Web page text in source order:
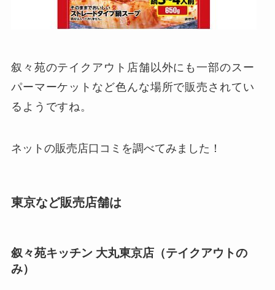
叙々苑のテイクアウト店舗以外にも一部のスー
パーマーケットなど色んな場所で販売されてい
るようですね。
ネットの販売店口コミを調べてみました！
東京など販売店舗は
叙々苑キッチン 大丸東京店（テイクアウトの
み）